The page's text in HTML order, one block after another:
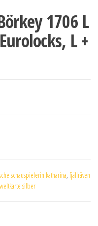
1706 L
L +
schauspielerin katharina, fjällräven
weltkarte silber